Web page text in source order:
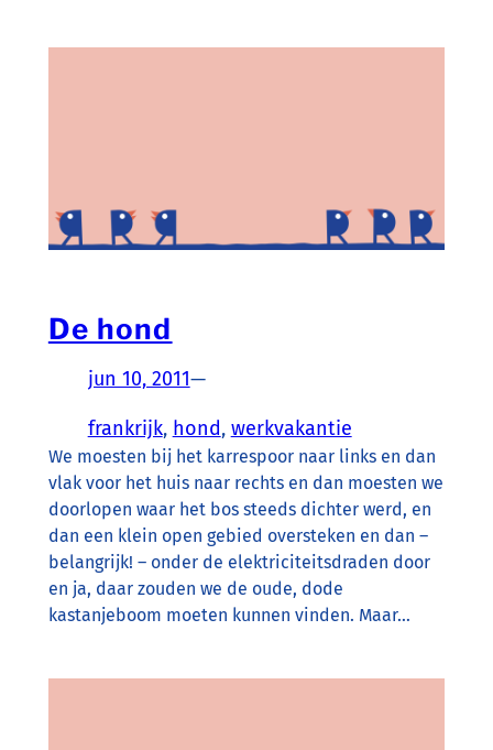
De hond
jun 10, 2011—
frankrijk, hond, werkvakantie
We moesten bij het karrespoor naar links en dan
vlak voor het huis naar rechts en dan moesten we
doorlopen waar het bos steeds dichter werd, en
dan een klein open gebied oversteken en dan –
belangrijk! – onder de elektriciteitsdraden door
en ja, daar zouden we de oude, dode
kastanjeboom moeten kunnen vinden. Maar…